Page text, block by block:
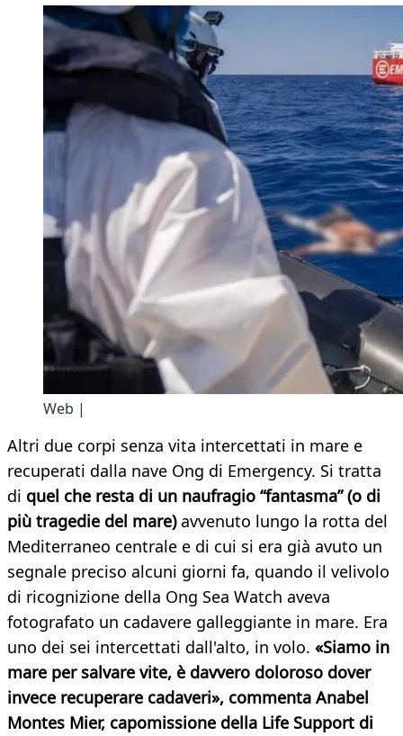
Web |
Altri due corpi senza vita intercettati in mare e
recuperati dalla nave Ong di Emergency. Si tratta
di quel che resta di un naufragio “fantasma” (o di
più tragedie del mare)avvenuto lungo la rotta del
Mediterraneo centrale e di cui si era già avuto un
segnale preciso alcuni giorni fa, quando il velivolo
di ricognizione della Ong Sea Watch aveva
fotografato un cadavere galleggiante in mare. Era
uno dei sei intercettati dall'alto, in volo. «Siamo in
mare per salvare vite, è davvero doloroso dover
invece recuperare cadaveri», commenta Anabel
Montes Mier, capomissione della Life Support di